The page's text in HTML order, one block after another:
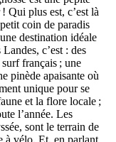
Qui plus est, c’est là
coin de paradis
destination idéale
c’est : des
français ; une
pinède apaisante où
unique pour se
et la flore locale ;
l’année. Les
sont le terrain de
à vélo. Et, en parlant